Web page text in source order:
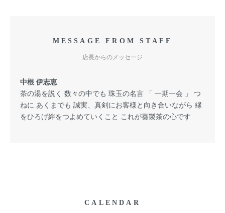
MESSAGE FROM STAFF
店長からのメッセージ
中根 伊志恵
茶の湯を説く 数々の中でも 珠玉の名言 「 一期一会 」 つ
ねに あくまでも 誠実、真剣にお客様と向き合いながら 縁
をひろげ絆をつよめていくこと これが葵製茶の心です
CALENDAR